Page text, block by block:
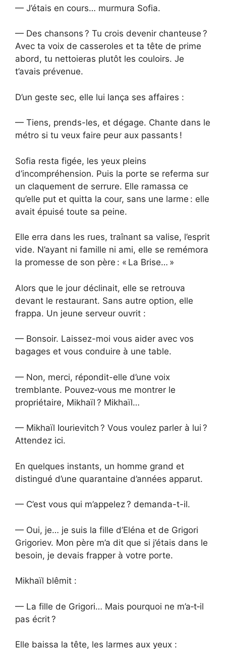
— J’étais en cours… murmura Sofia.
— Des chansons ? Tu crois devenir chanteuse ?
Avec ta voix de casseroles et ta tête de prime
abord, tu nettoieras plutôt les couloirs. Je
t’avais prévenue.
D’un geste sec, elle lui lança ses affaires :
— Tiens, prends-les, et dégage. Chante dans le
métro si tu veux faire peur aux passants !
Sofia resta figée, les yeux pleins
d’incompréhension. Puis la porte se referma sur
un claquement de serrure. Elle ramassa ce
qu’elle put et quitta la cour, sans une larme : elle
avait épuisé toute sa peine.
Elle erra dans les rues, traînant sa valise, l’esprit
vide. N’ayant ni famille ni ami, elle se remémora
la promesse de son père : « La Brise… »
Alors que le jour déclinait, elle se retrouva
devant le restaurant. Sans autre option, elle
frappa. Un jeune serveur ouvrit :
— Bonsoir. Laissez-moi vous aider avec vos
bagages et vous conduire à une table.
— Non, merci, répondit-elle d’une voix
tremblante. Pouvez‑vous me montrer le
propriétaire, Mikhaïl ? Mikhaïl…
— Mikhaïl Iourievitch ? Vous voulez parler à lui ?
Attendez ici.
En quelques instants, un homme grand et
distingué d’une quarantaine d’années apparut.
— C’est vous qui m’appelez ? demanda-t-il.
— Oui, je… je suis la fille d’Eléna et de Grigori
Grigoriev. Mon père m’a dit que si j’étais dans le
besoin, je devais frapper à votre porte.
Mikhaïl blêmit :
— La fille de Grigori… Mais pourquoi ne m’a‑t‑il
pas écrit ?
Elle baissa la tête, les larmes aux yeux :